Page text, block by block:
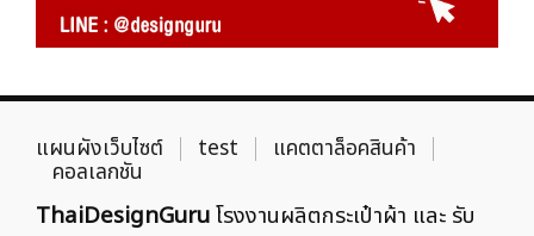
แผนผังเว็บไซต์ test แคตตาล็อคสินค้า
คอลเลกชัน
ThaiDesignGuruโรงงานผลิตกระเป๋าผ้า และ รับ